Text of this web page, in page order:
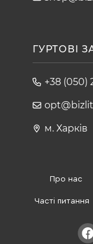
ГУРТОВІ
+38 (050)
м. Харків
Про нас
Часті питання